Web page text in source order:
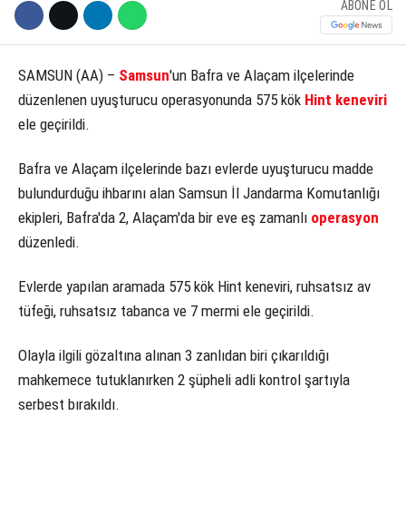
WhatsApp İhbar Hattı
Facebook
Instagram
KÜLTÜR SANAT
SERVISLER
ABONE OL
SAMSUN (AA) – Samsun'un Bafra ve Alaçam ilçelerinde
düzenlenen uyuşturucu operasyonunda 575 kök Hint keneviri
ele geçirildi.
Bafra ve Alaçam ilçelerinde bazı evlerde uyuşturucu madde
bulundurduğu ihbarını alan Samsun İl Jandarma Komutanlığı
ekipleri, Bafra'da 2, Alaçam'da bir eve eş zamanlı operasyon
düzenledi.
Evlerde yapılan aramada 575 kök Hint keneviri, ruhsatsız av
tüfeği, ruhsatsız tabanca ve 7 mermi ele geçirildi.
Olayla ilgili gözaltına alınan 3 zanlıdan biri çıkarıldığı
mahkemece tutuklanırken 2 şüpheli adli kontrol şartıyla
serbest bırakıldı.